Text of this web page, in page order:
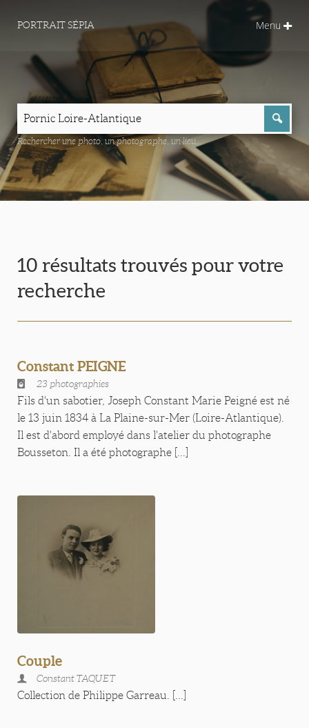
PORTRAIT SÉPIA Menu
Rechercher une photo, un photographe, un lieu...
10 résultats trouvés pour votre
recherche
Constant PEIGNE
23 photographies
Fils d'un sabotier, Joseph Constant Marie Peigné est né
le 13 juin 1834 à La Plaine-sur-Mer (Loire-Atlantique).
Il est d'abord employé dans l'atelier du photographe
Bousseton. Il a été photographe [...]
Couple
Constant TAQUET
Collection de Philippe Garreau. [...]